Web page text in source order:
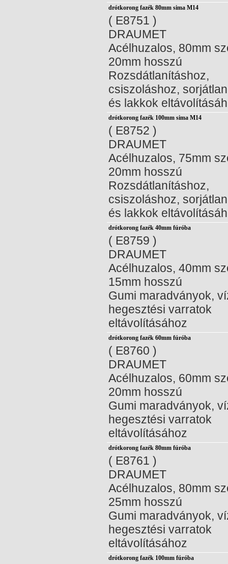
drótkorong fazék 80mm sima M14
( E8751 )
DRAUMET
Acélhuzalos, 80mm
20mm hosszú
Rozsdátlanításhoz,
csiszoláshoz,
és lakkok
drótkorong fazék 100mm sima M14
( E8752 )
DRAUMET
Acélhuzalos, 75mm
20mm hosszú
Rozsdátlanításhoz,
csiszoláshoz,
és lakkok
drótkorong fazék 40mm fúróba
( E8759 )
DRAUMET
Acélhuzalos, 40mm
15mm hosszú
Gumi maradványok,
hegesztési varratok
eltávolításához
drótkorong fazék 60mm fúróba
( E8760 )
DRAUMET
Acélhuzalos, 60mm
20mm hosszú
Gumi maradványok,
hegesztési varratok
eltávolításához
drótkorong fazék 80mm fúróba
( E8761 )
DRAUMET
Acélhuzalos, 80mm
25mm hosszú
Gumi maradványok,
hegesztési varratok
eltávolításához
drótkorong fazék 100mm fúróba